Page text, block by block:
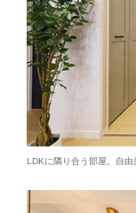
LDKに隣り合う部屋。自由